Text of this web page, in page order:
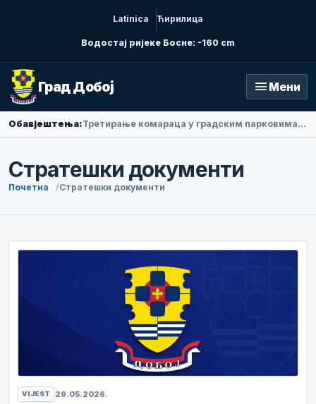
Latinica Ћирилица
Водостај ријеке Босне: -160 cm
Град Добој menu Мени
Обавјештења: Третирање комараца у градским парковима у петак ујутру
Стратешки документи
Почетна Стратешки документи
VIJEST 29.05.2026.